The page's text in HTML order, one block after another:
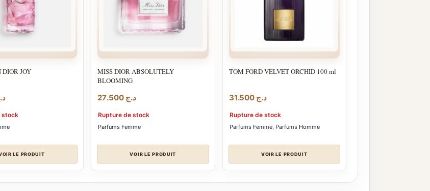
JOY
stock
LE PRODUIT
MISS DIOR ABSOLUTELY
BLOOMING
د.ج
Rupture de stock
Parfums Femme
VOIR LE PRODUIT
TOM FORD VELVET ORCHID 100 ml
د.ج 31.500
Rupture de stock
Parfums Femme, Parfums Homme
VOIR LE PRODUIT